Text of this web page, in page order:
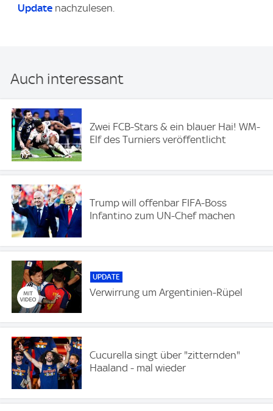
Update nachzulesen.
Auch interessant
Zwei FCB-Stars & ein blauer Hai! WM-
Elf des Turniers veröffentlicht
Trump will offenbar FIFA-Boss
Infantino zum UN-Chef machen
UPDATE
Verwirrung um Argentinien-Rüpel
Cucurella singt über "zitternden"
Haaland - mal wieder